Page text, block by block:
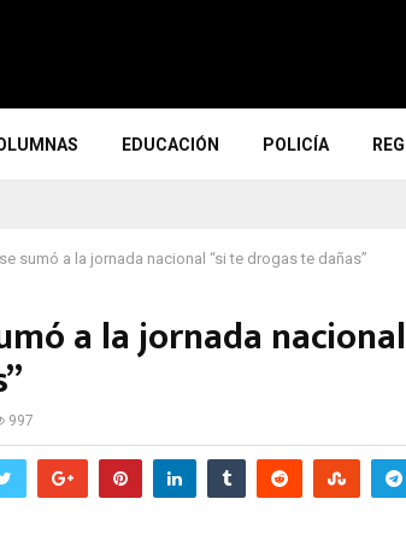
EDUCACIÓN POLICÍA
se sumó a la jornada nacional “si te drogas te dañas”
a la jornada
997